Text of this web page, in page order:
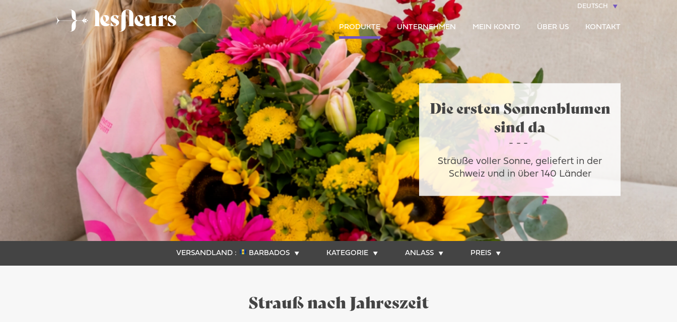
DEUTSCH
PRODUKTE UNTERNEHMEN MEIN KONTO ÜBER US KONTAKT
Die ersten Sonnenblumen
sind da
Sträuße voller Sonne, geliefert in der
Schweiz und in über 140 Länder
VERSANDLAND : BARBADOS KATEGORIE ANLASS PREIS
Strauß nach Jahreszeit